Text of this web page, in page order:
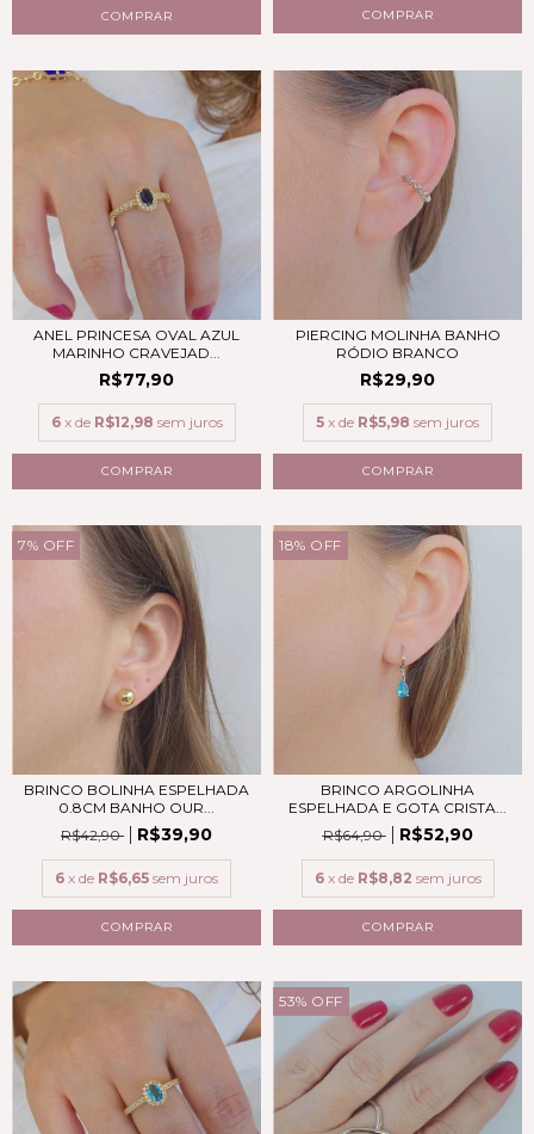
COMPRAR COMPRAR
ANEL PRINCESA OVAL AZUL
MARINHO CRAVEJAD...
R$77,90
6 x de R$12,98 sem juros
COMPRAR
PIERCING MOLINHA BANHO
RÓDIO BRANCO
R$29,90
5 x de R$5,98 sem juros
7% OFF
BRINCO BOLINHA ESPELHADA
0.8CM BANHO OUR...
R$42,90
R$39,90
6 x de R$6,65 sem juros
18% OFF
BRINCO ARGOLINHA
ESPELHADA E GOTA CRISTA...
R$64,90
R$52,90
6 x de R$8,82 sem juros
53% OFF